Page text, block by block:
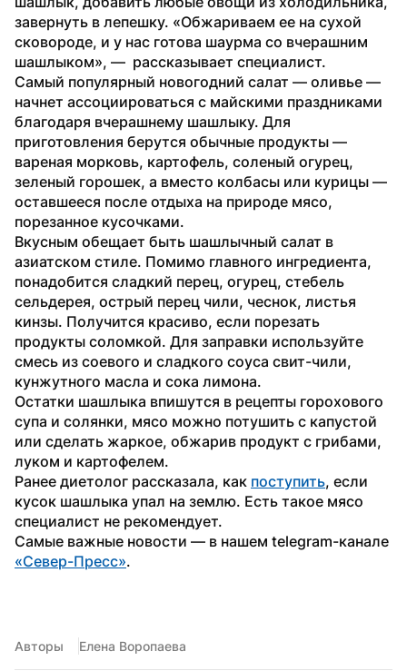
завернуть в лепешку. «Обжариваем ее на сухой
сковороде, и у нас готова шаурма со вчерашним
шашлыком», —  рассказывает специалист.
Самый популярный новогодний салат — оливье —
начнет ассоциироваться с майскими праздниками
благодаря вчерашнему шашлыку. Для
приготовления берутся обычные продукты —
вареная морковь, картофель, соленый огурец,
зеленый горошек, а вместо колбасы или курицы —
оставшееся после отдыха на природе мясо,
порезанное кусочками.
Вкусным обещает быть шашлычный салат в
азиатском стиле. Помимо главного ингредиента,
понадобится сладкий перец, огурец, стебель
сельдерея, острый перец чили, чеснок, листья
кинзы. Получится красиво, если порезать
продукты соломкой. Для заправки используйте
смесь из соевого и сладкого соуса свит-чили,
кунжутного масла и сока лимона.
Остатки шашлыка впишутся в рецепты горохового
супа и солянки, мясо можно потушить с капустой
или сделать жаркое, обжарив продукт с грибами,
луком и картофелем.
Ранее диетолог рассказала, как поступить, если
кусок шашлыка упал на землю. Есть такое мясо
специалист не рекомендует.
«Север-Пресс».
Авторы Елена Воропаева